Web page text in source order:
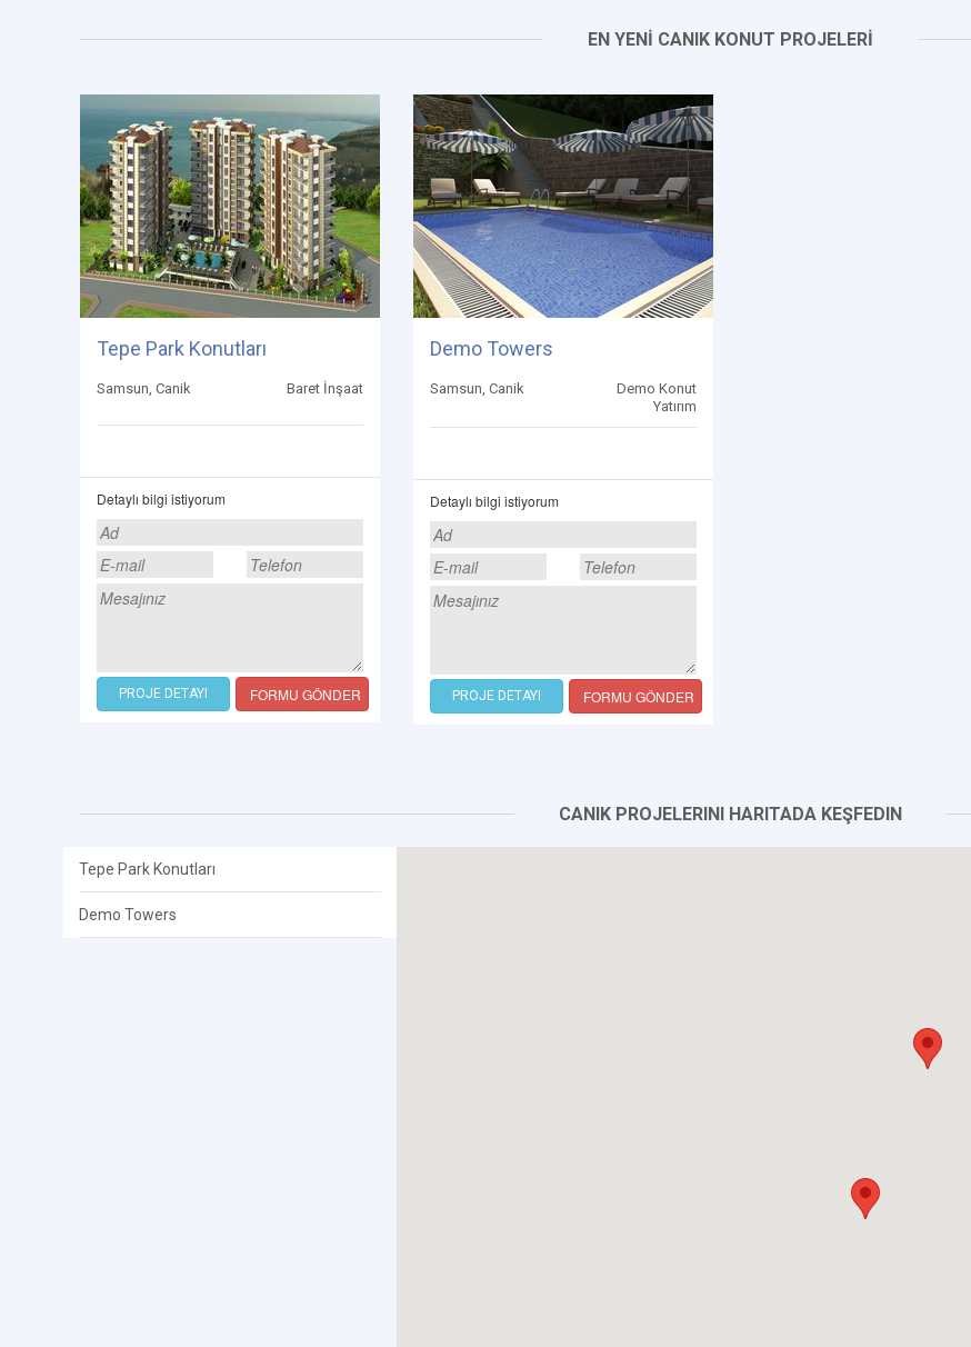
EN YENİ CANIK KONUT PROJELERİ
Tepe Park Konutları
Samsun, Canik Baret İnşaat
Detaylı bilgi istiyorum
PROJE DETAYI FORMU GÖNDER
Demo Towers
Samsun, Canik
Demo Konut
Yatırım
Detaylı bilgi istiyorum
PROJE DETAYI FORMU GÖNDER
CANIK PROJELERINI HARITADA KEŞFEDIN
Tepe Park Konutları
Demo Towers